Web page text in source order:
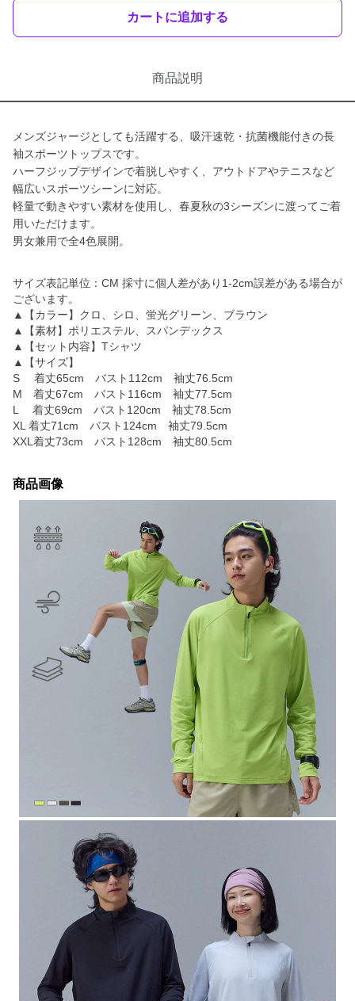
カートに追加する
商品説明
メンズジャージとしても活躍する、吸汗速乾・抗菌機能付きの長
袖スポーツトップスです。
ハーフジップデザインで着脱しやすく、アウトドアやテニスなど
幅広いスポーツシーンに対応。
軽量で動きやすい素材を使用し、春夏秋の3シーズンに渡ってご着
用いただけます。
男女兼用で全4色展開。
サイズ表記単位：CM 採寸に個人差があり1-2cm誤差がある場合が
ございます。
▲【カラー】クロ、シロ、蛍光グリーン、ブラウン
▲【素材】ポリエステル、スパンデックス
▲【セット内容】Tシャツ
▲【サイズ】
S 着丈65cm バスト112cm 袖丈76.5cm
M 着丈67cm バスト116cm 袖丈77.5cm
L 着丈69cm バスト120cm 袖丈78.5cm
XL 着丈71cm バスト124cm 袖丈79.5cm
XXL着丈73cm バスト128cm 袖丈80.5cm
商品画像